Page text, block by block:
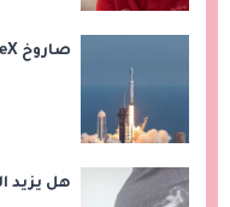
صاروخ SpaceX يصطدم بالقمر
هل يزيد